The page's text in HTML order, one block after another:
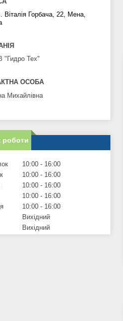
Віталія Горбача, 22, Мена,
"Гидро Тех"
Михайлівна
роботи
10:00
16:00
10:00
16:00
10:00
16:00
10:00
16:00
10:00
16:00
Вихідний
Вихідний